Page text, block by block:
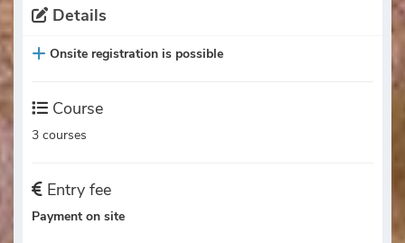
Details
Onsite registration is possible
Course
3 courses
Entry fee
Payment on site